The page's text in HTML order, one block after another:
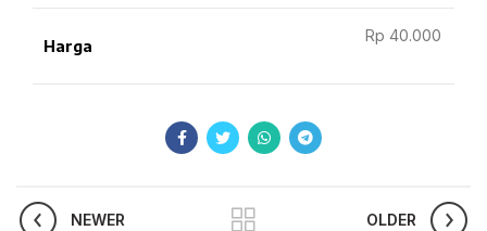
Harga
Rp 40.000
NEWER OLDER